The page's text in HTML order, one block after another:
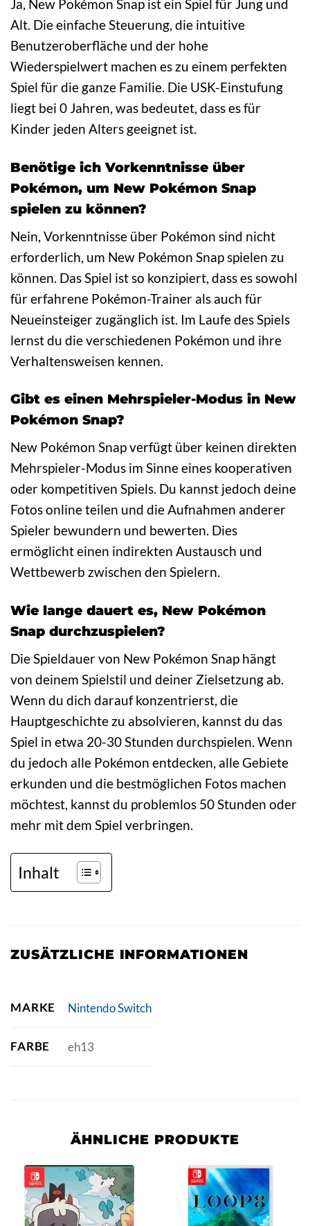
Ja, New Pokémon Snap ist ein Spiel für Jung und
Alt. Die einfache Steuerung, die intuitive
Benutzeroberfläche und der hohe
Wiederspielwert machen es zu einem perfekten
Spiel für die ganze Familie. Die USK-Einstufung
liegt bei 0 Jahren, was bedeutet, dass es für
Kinder jeden Alters geeignet ist.
Benötige ich Vorkenntnisse über
Pokémon, um New Pokémon Snap
spielen zu können?
Nein, Vorkenntnisse über Pokémon sind nicht
erforderlich, um New Pokémon Snap spielen zu
können. Das Spiel ist so konzipiert, dass es sowohl
für erfahrene Pokémon-Trainer als auch für
Neueinsteiger zugänglich ist. Im Laufe des Spiels
lernst du die verschiedenen Pokémon und ihre
Verhaltensweisen kennen.
Gibt es einen Mehrspieler-Modus in New
Pokémon Snap?
New Pokémon Snap verfügt über keinen direkten
Mehrspieler-Modus im Sinne eines kooperativen
oder kompetitiven Spiels. Du kannst jedoch deine
Fotos online teilen und die Aufnahmen anderer
Spieler bewundern und bewerten. Dies
ermöglicht einen indirekten Austausch und
Wettbewerb zwischen den Spielern.
Wie lange dauert es, New Pokémon
Snap durchzuspielen?
Die Spieldauer von New Pokémon Snap hängt
von deinem Spielstil und deiner Zielsetzung ab.
Wenn du dich darauf konzentrierst, die
Hauptgeschichte zu absolvieren, kannst du das
Spiel in etwa 20-30 Stunden durchspielen. Wenn
du jedoch alle Pokémon entdecken, alle Gebiete
erkunden und die bestmöglichen Fotos machen
möchtest, kannst du problemlos 50 Stunden oder
mehr mit dem Spiel verbringen.
Inhalt
ZUSÄTZLICHE INFORMATIONEN
MARKE Nintendo Switch
FARBE eh13
ÄHNLICHE PRODUKTE